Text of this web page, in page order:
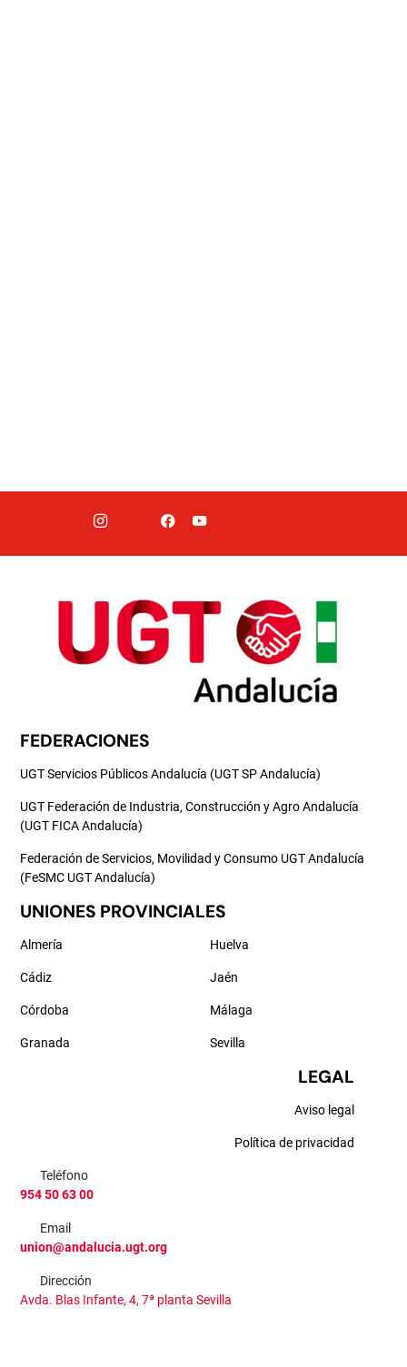
FEDERACIONES
UGT Servicios Públicos Andalucía (UGT SP Andalucía)
UGT Federación de Industria, Construcción y Agro Andalucía
(UGT FICA Andalucía)
Federación de Servicios, Movilidad y Consumo UGT Andalucía
(FeSMC UGT Andalucía)
UNIONES PROVINCIALES
Almería
Cádiz
Córdoba
Granada
Huelva
Jaén
Málaga
Sevilla
LEGAL
Aviso legal
Política de privacidad
Teléfono
954 50 63 00
Email
union@andalucia.ugt.org
Dirección
Avda. Blas Infante, 4, 7ª planta Sevilla